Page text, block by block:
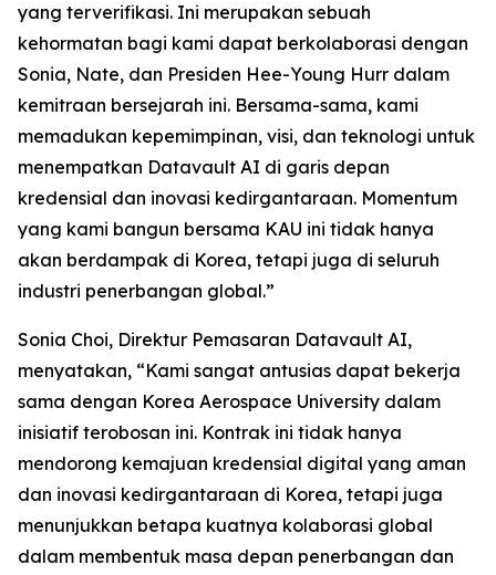
yang terverifikasi. Ini merupakan sebuah
kehormatan bagi kami dapat berkolaborasi dengan
Sonia, Nate, dan Presiden Hee-Young Hurr dalam
kemitraan bersejarah ini. Bersama-sama, kami
memadukan kepemimpinan, visi, dan teknologi untuk
menempatkan Datavault AI di garis depan
kredensial dan inovasi kedirgantaraan. Momentum
yang kami bangun bersama KAU ini tidak hanya
akan berdampak di Korea, tetapi juga di seluruh
industri penerbangan global.”
Sonia Choi, Direktur Pemasaran Datavault AI,
menyatakan, “Kami sangat antusias dapat bekerja
sama dengan Korea Aerospace University dalam
inisiatif terobosan ini. Kontrak ini tidak hanya
mendorong kemajuan kredensial digital yang aman
dan inovasi kedirgantaraan di Korea, tetapi juga
menunjukkan betapa kuatnya kolaborasi global
dalam membentuk masa depan penerbangan dan